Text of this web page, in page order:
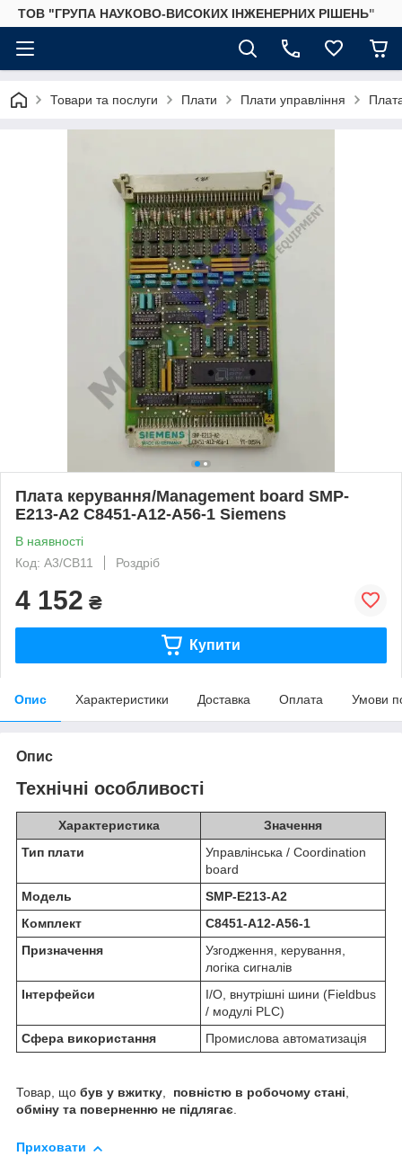
ТОВ "ГРУПА НАУКОВО-ВИСОКИХ ІНЖЕНЕРНИХ РІШЕНЬ"
Товари та послуги Плати Плати управління
Плата керування/Management board SMP-
E213-A2 C8451-A12-A56-1 Siemens
В наявності
Код: А3/СВ11
Роздріб
4 152 ₴
Купити
Опис Характеристики Доставка Оплата Умови
Опис
Технічні особливості
Характеристика
Значення
Тип плати
Управлінська / Coordination
board
Модель
SMP-E213-A2
Комплект
C8451-A12-A56-1
Призначення
Узгодження, керування,
логіка сигналів
Інтерфейси
I/O, внутрішні шини (Fieldbus
/ модулі PLC)
Сфера використання
Промислова автоматизація
Товар, що був у вжитку, повністю в робочому стані,
обміну та поверненню не підлягає.
Приховати